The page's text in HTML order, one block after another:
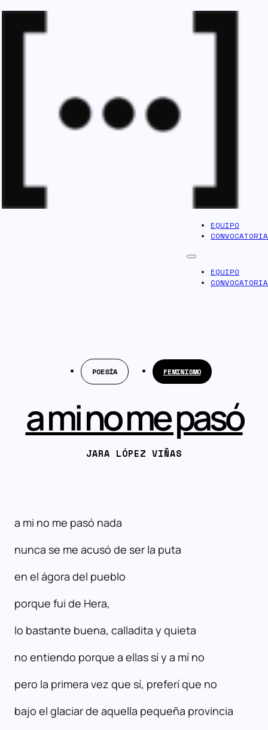
EQUIPO
CONVOCATORIA
EQUIPO
CONVOCATORIA
POESÍA FEMINISMO
a mi no me pasó
JARA LÓPEZ VIÑAS
a mi no me pasó nada
nunca se me acusó de ser la puta
en el ágora del pueblo
porque fui de Hera,
lo bastante buena, calladita y quieta
no entiendo porque a ellas sí y a mí no
pero la primera vez que sí, preferí que no
bajo el glaciar de aquella pequeña provincia